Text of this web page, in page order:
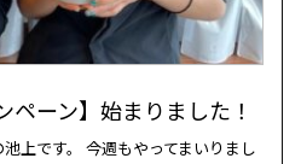
ペーン】始まりました！
池上です。 今週もやってまいりまし